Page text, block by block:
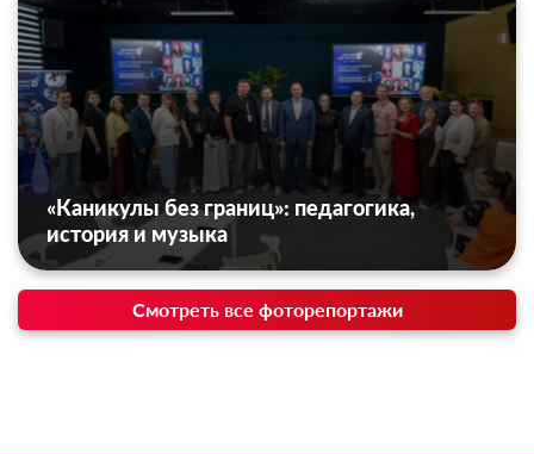
«Каникулы без границ»: педагогика,
история и музыка
Смотреть все фоторепортажи